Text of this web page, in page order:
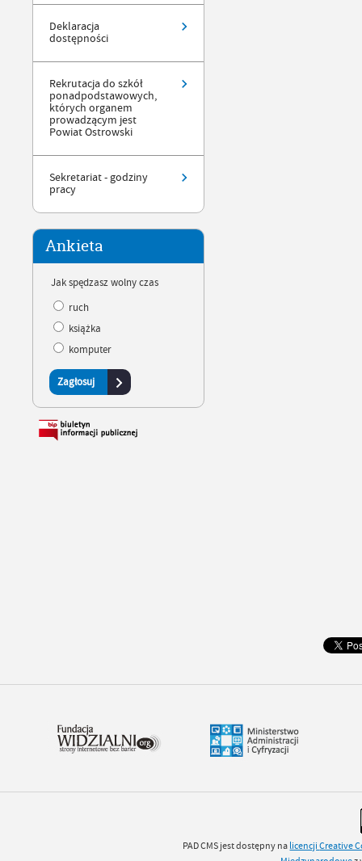
Deklaracja
dostępności
Rekrutacja do szkół
ponadpodstawowych,
których organem
prowadzącym jest
Powiat Ostrowski
Sekretariat - godziny
pracy
Ankieta
Jak spędzasz wolny czas
ruch
książka
komputer
PAD CMS jest dostępny na licencjiCreative